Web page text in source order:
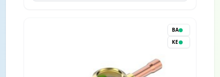
BA
KE